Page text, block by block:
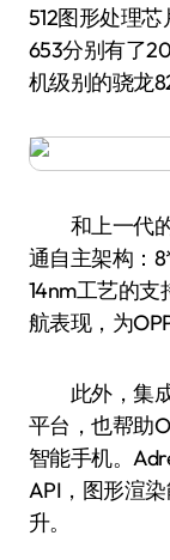
512图形处理
653分别有了
机级别的骁龙
和上一代的
通自主架构：
14nm工艺的
航表现，为
此外，集成
平台，也帮助
智能手机。
API，图形渲
升。